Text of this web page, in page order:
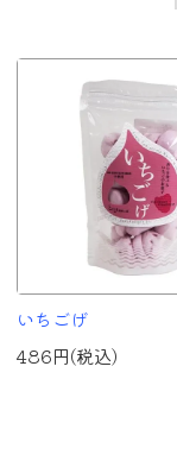
いちごげ
486円(税込)